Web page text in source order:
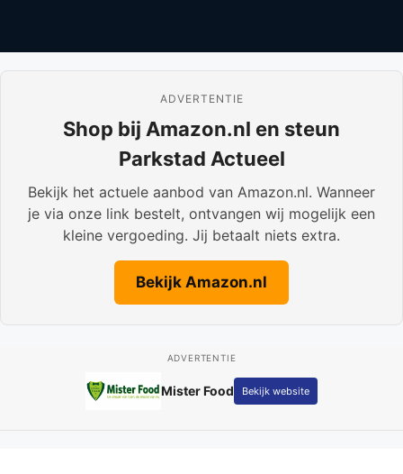
ADVERTENTIE
Shop bij Amazon.nl en steun
Parkstad Actueel
Bekijk het actuele aanbod van Amazon.nl. Wanneer
je via onze link bestelt, ontvangen wij mogelijk een
kleine vergoeding. Jij betaalt niets extra.
Bekijk Amazon.nl
ADVERTENTIE
Mister Food Bekijk website